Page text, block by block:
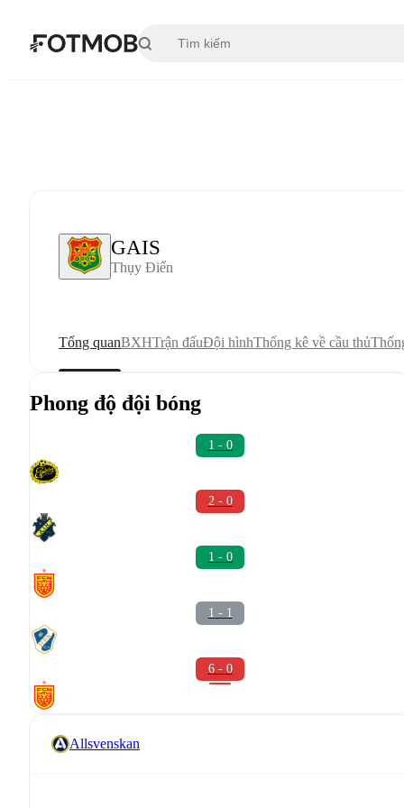
GAIS
Thụy Điển
Tổng quanBXHTrận đấuĐội hìnhThống kê về cầu thủ
Phong độ đội bóng
1 - 0
2 - 0
1 - 0
1 - 1
6 - 0
Allsvenskan